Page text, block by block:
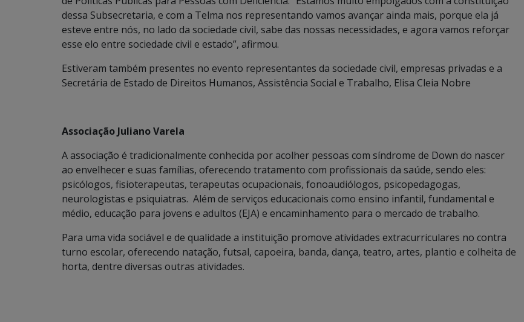
dessa Subsecretaria, e com a Telma nos representando vamos avançar ainda mais, porque ela já
esteve entre nós, no lado da sociedade civil, sabe das nossas necessidades, e agora vamos reforçar
esse elo entre sociedade civil e estado”, afirmou.
Estiveram também presentes no evento representantes da sociedade civil, empresas privadas e a
Secretária de Estado de Direitos Humanos, Assistência Social e Trabalho, Elisa Cleia Nobre
Associação Juliano Varela
A associação é tradicionalmente conhecida por acolher pessoas com síndrome de Down do nascer
ao envelhecer e suas famílias, oferecendo tratamento com profissionais da saúde, sendo eles:
psicólogos, fisioterapeutas, terapeutas ocupacionais, fonoaudiólogos, psicopedagogas,
neurologistas e psiquiatras. Além de serviços educacionais como ensino infantil, fundamental e
médio, educação para jovens e adultos (EJA) e encaminhamento para o mercado de trabalho.
Para uma vida sociável e de qualidade a instituição promove atividades extracurriculares no contra
turno escolar, oferecendo natação, futsal, capoeira, banda, dança, teatro, artes, plantio e colheita de
horta, dentre diversas outras atividades.